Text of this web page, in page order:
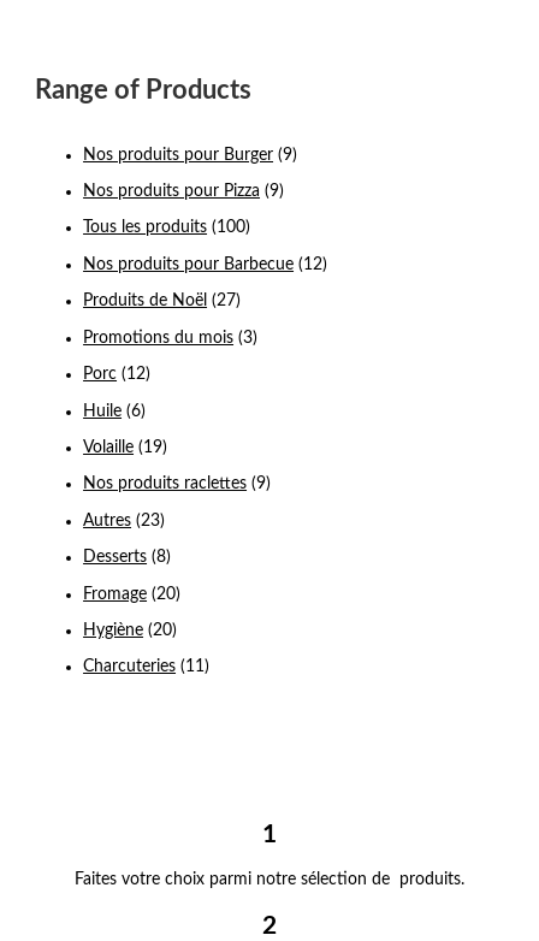
Range of Products
Nos produits pour Burger (9)
Nos produits pour Pizza (9)
Tous les produits (100)
Nos produits pour Barbecue (12)
Produits de Noël (27)
Promotions du mois (3)
Porc (12)
Huile (6)
Volaille (19)
Nos produits raclettes (9)
Autres (23)
Desserts (8)
Fromage (20)
Hygiène (20)
Charcuteries (11)
1
Faites votre choix parmi notre sélection de produits.
2